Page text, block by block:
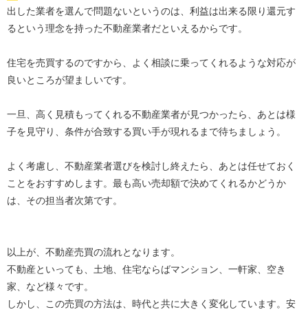
出した業者を選んで問題ないというのは、利益は出来る限り還元す
るという理念を持った不動産業者だといえるからです。
住宅を売買するのですから、よく相談に乗ってくれるような対応が
良いところが望ましいです。
一旦、高く見積もってくれる不動産業者が見つかったら、あとは様
子を見守り、条件が合致する買い手が現れるまで待ちましょう。
よく考慮し、不動産業者選びを検討し終えたら、あとは任せておく
ことをおすすめします。最も高い売却額で決めてくれるかどうか
は、その担当者次第です。
以上が、不動産売買の流れとなります。
不動産といっても、土地、住宅ならばマンション、一軒家、空き
家、など様々です。
しかし、この売買の方法は、時代と共に大きく変化しています。安